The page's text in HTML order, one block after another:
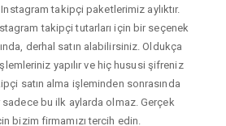
takipçi paketlerimiz aylıktır.
takipçi tutarları için bir seçenek
derhal satın alabilirsiniz. Oldukça
yapılır ve hiç hususi şifreniz
satın alma işleminden sonrasında
bu ilk aylarda olmaz. Gerçek
bizim firmamızı tercih edin.